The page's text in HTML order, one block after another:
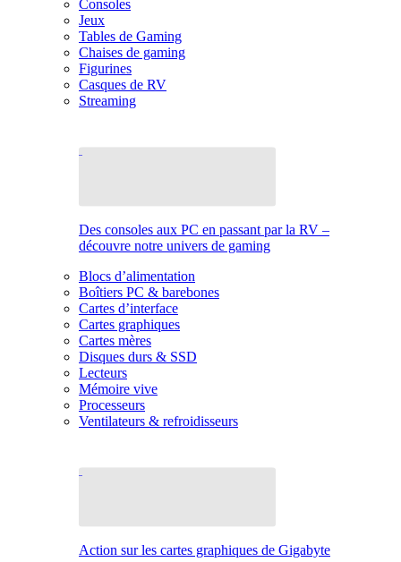
Consoles
Jeux
Tables de Gaming
Chaises de gaming
Figurines
Casques de RV
Streaming
Des consoles aux PC en passant par la RV –
découvre notre univers de gaming
Blocs d’alimentation
Boîtiers PC & barebones
Cartes d’interface
Cartes graphiques
Cartes mères
Disques durs & SSD
Lecteurs
Mémoire vive
Processeurs
Ventilateurs & refroidisseurs
Action sur les cartes graphiques de Gigabyte